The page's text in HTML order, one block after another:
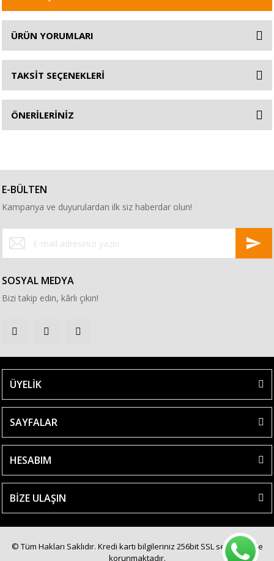
ÜRÜN YORUMLARI
TAKSİT SEÇENEKLERİ
ÖNERİLERİNİZ
E-BÜLTEN
Kampanya ve duyurulardan ilk siz haberdar olun!
SOSYAL MEDYA
Bizi takip edin, kârlı çıkın!
ÜYELİK
SAYFALAR
HESABIM
BİZE ULAŞIN
© Tüm Hakları Saklıdır. Kredi kartı bilgileriniz 256bit SSL sertifikası ile
korunmaktadır.